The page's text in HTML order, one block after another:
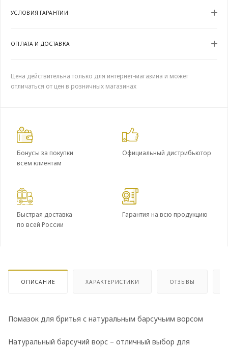
УСЛОВИЯ ГАРАНТИИ
ОПЛАТА И ДОСТАВКА
Цена действительна только для интернет-магазина и может
отличаться от цен в розничных магазинах
Бонусы за покупки
всем клиентам
Официальный дистрибьютор
Быстрая доставка
по всей России
Гарантия на всю продукцию
ОПИСАНИЕ ХАРАКТЕРИСТИКИ ОТЗЫВЫ
Помазок для бритья с натуральным барсучьим ворсом
Натуральный барсучий ворс – отличный выбор для